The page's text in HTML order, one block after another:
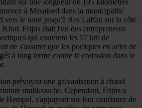
sur une longueur de 195 kilomètres
à Mesaieed dans la municipalité
vers le nord jusqu'à Ras Laffan sur la côte
Frijns était l'un des entrepreneurs
qui couvrent les 57 km de
de s'assurer que les portiques en acier de
à long terme contre la corrosion dans le
prévoyait une galvanisation à chaud
multicouche. Cependant, Frijns a
Hempel, s'appuyant sur leur confiance de